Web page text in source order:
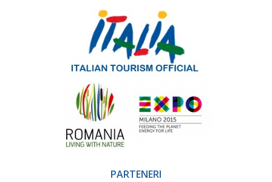
PARTENERI